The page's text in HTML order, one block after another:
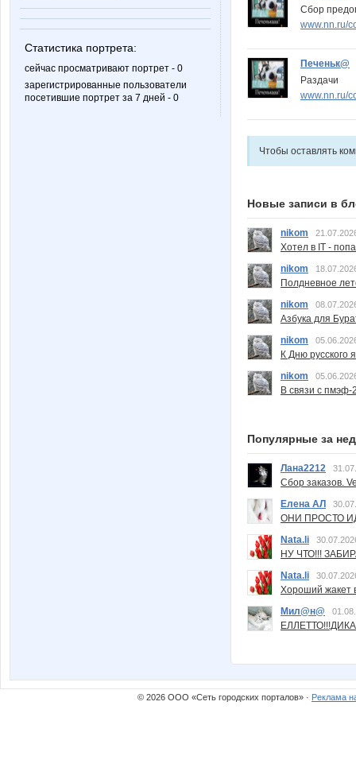
Статистика портрета:
сейчас просматривают портрет - 0
зарегистрированные пользователи
посетившие портрет за 7 дней - 0
Сбор
www.nn.ru/
Печеньк@
Раздачи
www.nn.ru/
Чтобы оставлять
Новые записи в
nikom
Хотел в IT -
nikom
Полдневное
nikom
Азбука для
nikom
К Дню русского
nikom
В связи с пмэф-
Популярные за
Лана2212
Сбор заказов.
Елена АЛ
ОНИ ПРОСТО
Nata.li
НУ ЧТО!!!
Nata.li
Хороший жакет
Мил@н@
© 2026 ООО «Сеть городских порталов» · Реклама